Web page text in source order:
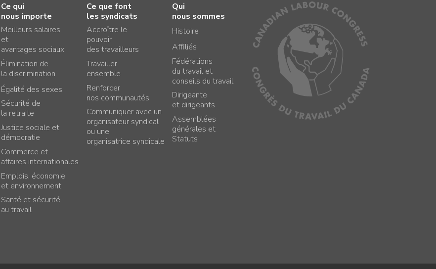
Ce qui
nous importe
Meilleurs salaires
et
avantages sociaux
Élimination de
la discrimination
Égalité des sexes
Sécurité de
la retraite
Justice sociale et
démocratie
Commerce et
affaires internationales
Emplois, économie
et environnement
Santé et sécurité
au travail
Ce que font
les syndicats
Accroître le
pouvoir
des travailleurs
Travailler
ensemble
Renforcer
nos communautés
Communiquer avec un
organisateur syndical
ou une
organisatrice syndicale
Qui
nous sommes
Histoire
Affiliés
Fédérations
du travail et
conseils du travail
Dirigeante
et dirigeants
Assemblées
générales et
Statuts